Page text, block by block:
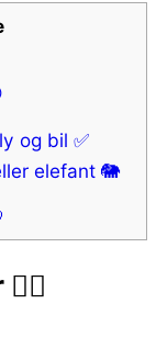
og bil ✅
elefant 🐘